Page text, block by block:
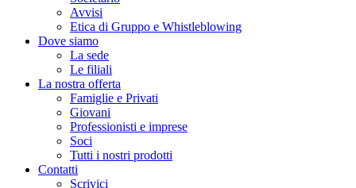
Avvisi
Etica di Gruppo e Whistleblowing
Dove siamo
La sede
Le filiali
La nostra offerta
Famiglie e Privati
Giovani
Professionisti e imprese
Soci
Tutti i nostri prodotti
Contatti
Scrivici